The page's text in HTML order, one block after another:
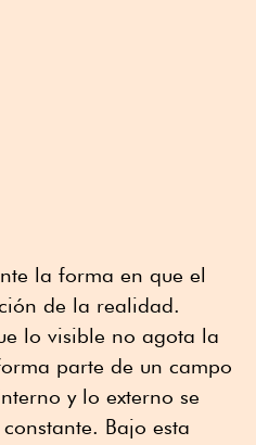
la forma en que el
de la realidad.
lo visible no agota la
parte de un campo
y lo externo se
Bajo esta